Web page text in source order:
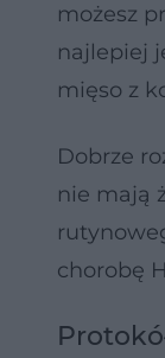
możesz
najlepiej
mięso z
Dobrze
nie mają
chorobę